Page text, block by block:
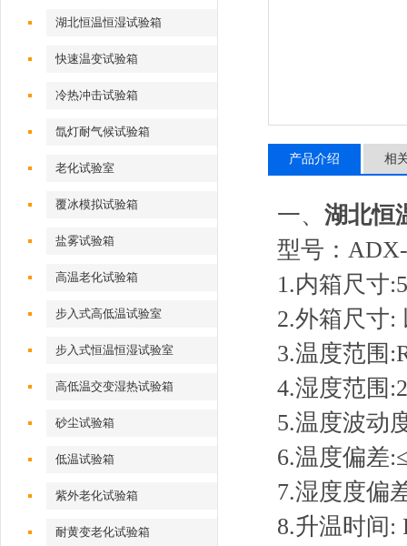
湖北恒温恒湿试验箱
快速温变试验箱
冷热冲击试验箱
氙灯耐气候试验箱
老化试验室
覆冰模拟试验箱
盐雾试验箱
高温老化试验箱
步入式高低温试验室
步入式恒温恒湿试验室
高低温交变湿热试验箱
砂尘试验箱
低温试验箱
紫外老化试验箱
耐黄变老化试验箱
产品介绍 相
一、 湖北恒
型号：
1.内箱尺寸
2.外箱尺寸:
3.温度范围
4.湿度范围
5.温度波动
6.温度偏差
7.湿度度偏
8.升温时间